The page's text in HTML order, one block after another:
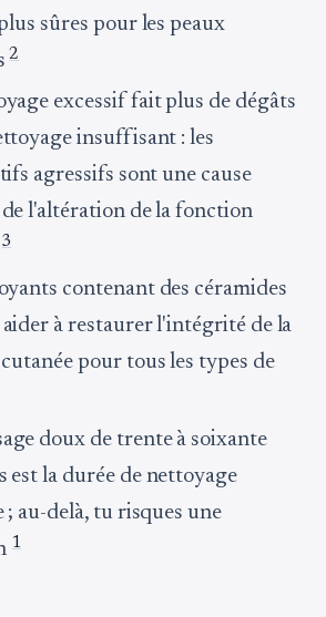
sûres pour les peaux
2
excessif fait plus de dégâts
insuffisant : les
agressifs sont une cause
l'altération de la fonction
3
contenant des céramides
à restaurer l'intégrité de la
pour tous les types de
doux de trente à soixante
est la durée de nettoyage
; au-delà, tu risques une
1